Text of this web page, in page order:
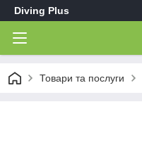
Diving Plus
Товари та послуги